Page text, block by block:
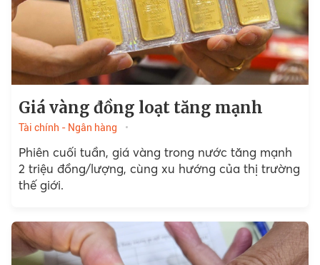
Giá vàng đồng loạt tăng mạnh
Tài chính - Ngân hàng
Phiên cuối tuần, giá vàng trong nước tăng mạnh
2 triệu đồng/lượng, cùng xu hướng của thị trường
thế giới.